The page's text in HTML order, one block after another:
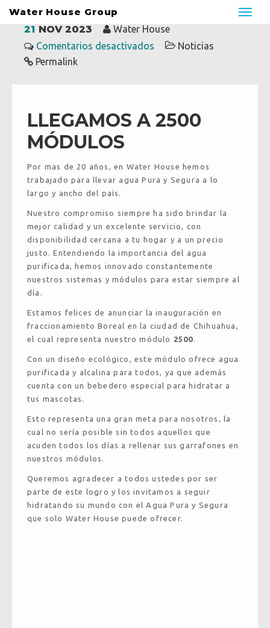
Water House Group
Water House
21 NOV 2023
Water House
Comentarios desactivados
Noticias
Permalink
LLEGAMOS A 2500
MÓDULOS
Por mas de 20 años, en Water House hemos
trabajado para llevar agua Pura y Segura a lo
largo y ancho del país.
Nuestro compromiso siempre ha sido brindar la
mejor calidad y un excelente servicio, con
disponibilidad cercana a tu hogar y a un precio
justo. Entendiendo la importancia del agua
purificada, hemos innovado constantemente
nuestros sistemas y módulos para estar siempre al
día.
Estamos felices de anunciar la inauguración en
fraccionamiento Boreal en la ciudad de Chihuahua,
el cual representa nuestro módulo 2500.
Con un diseño ecológico, este módulo ofrece agua
purificada y alcalina para todos, ya que además
cuenta con un bebedero especial para hidratar a
tus mascotas.
Esto representa una gran meta para nosotros, la
cual no sería posible sin todos aquellos que
acuden todos los días a rellenar sus garrafones en
nuestros módulos.
Queremos agradecer a todos ustedes por ser
parte de este logro y los invitamos a seguir
hidratando su mundo con el Agua Pura y Segura
que solo Water House puede ofrecer.